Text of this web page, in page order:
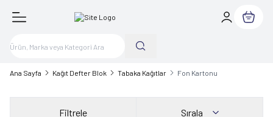
Sepetim
Ana Sayfa Kağıt Defter Blok Tabaka Kağıtlar Fon Kartonu
Filtrele Sırala